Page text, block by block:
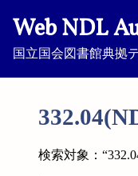
Web NDL
国立国会図書館典拠
検索対象：